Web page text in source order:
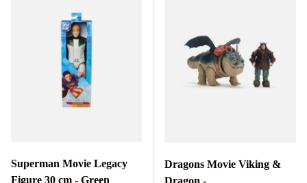
Superman Movie Legacy
Figure 30 cm - Green
Dragons Movie Viking &